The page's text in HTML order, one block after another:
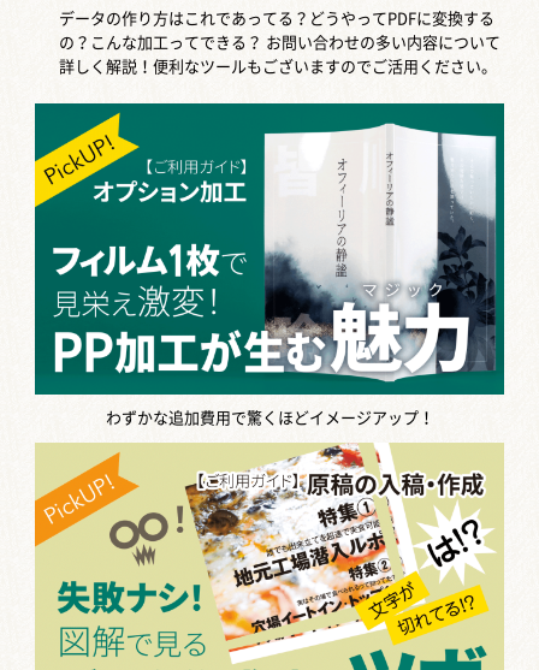
く分けて3つあります。直接搬入・宅配
搬入・手搬入(自力搬入)です。それぞ
れの特徴を知っ […]
【コミケ】印刷所の締め切りはいつ？
コミケに参加する方がチェックしてお
きたいのが締め切り。コミケの場合は
通常時と締め切りが異なる場合がある
ので、要注意です。 […]
同人小説のペーパー｜作り方のコツと
飾り枠...
同人小説を作っている方で「ペーパー
を作ってみたい」と思う方も多いので
はないでしょうか。 当記事では、同人
小説を作っている […]
同人誌をプリンターで作るメリット3選
｜お...
同人誌をプリンターで作成したいと考
えている方も多いのではないでしょう
か。 「無配本を作りたい」 「締め切り
データの作り方はこれであってる？どうやってPDFに変換する
の？こんな加工ってできる？ お問い合わせの多い内容について
詳しく解説！便利なツールもございますのでご活用ください。
わずかな追加費用で驚くほどイメージアップ！